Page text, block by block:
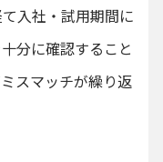
入社・試用期間に
分に確認すること
スマッチが繰り返